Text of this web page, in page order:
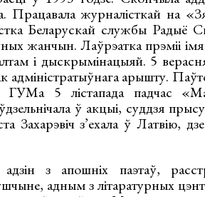
Працавала журналісткай на
Беларускай службы Радыё
жанчын. Лаўрэатка прэміі
і дыскрымінацыяй. 5
адміністратыўнага арышту.
ГУМа 5 лістапада падчас
ў акцыі, суддзя
Захарэвіч з’ехала ў Латвію,
з апошніх паэтаў,
адным з літаратурных